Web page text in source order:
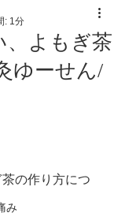
み
、よもぎ茶
ゆーせん/
: 1分
の作り方につ